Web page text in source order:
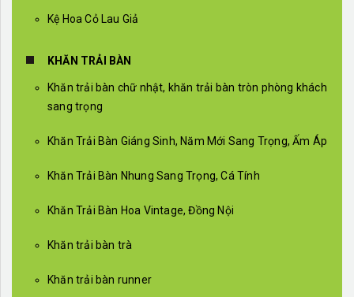
Kệ Hoa Cỏ Lau Giả
KHĂN TRẢI BÀN
Khăn trải bàn chữ nhật, khăn trải bàn tròn phòng khách
sang trọng
Khăn Trải Bàn Giáng Sinh, Năm Mới Sang Trọng, Ấm Áp
Khăn Trải Bàn Nhung Sang Trọng, Cá Tính
Khăn Trải Bàn Hoa Vintage, Đồng Nội
Khăn trải bàn trà
Khăn trải bàn runner